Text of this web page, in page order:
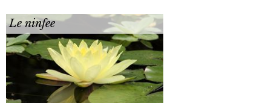
Le ninfee